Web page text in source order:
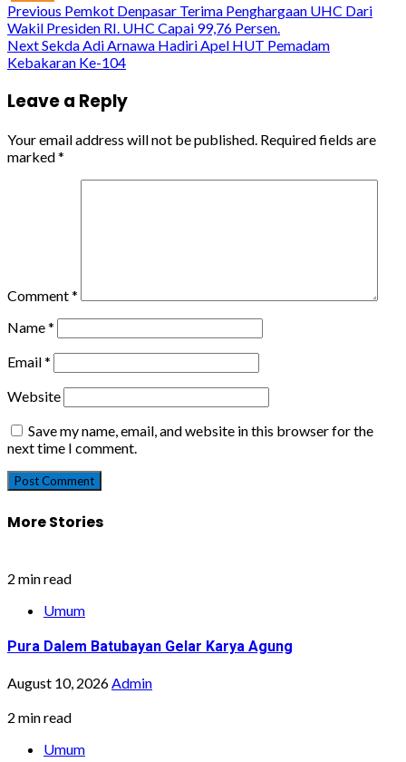
Continue
Reading
Previous Pemkot Denpasar Terima Penghargaan UHC Dari
Wakil Presiden RI. UHC Capai 99,76 Persen.
NextSekda Adi Arnawa Hadiri Apel HUT Pemadam
Kebakaran Ke-104
Leave a Reply
Your email address will not be published. Required fields are
marked*
Comment*
Name*
Email*
Website
Save my name, email, and website in this browser for the
next time I comment.
More Stories
2 min read
Umum
Pura Dalem Batubayan Gelar Karya Agung
August 10, 2026Admin
2 min read
Umum